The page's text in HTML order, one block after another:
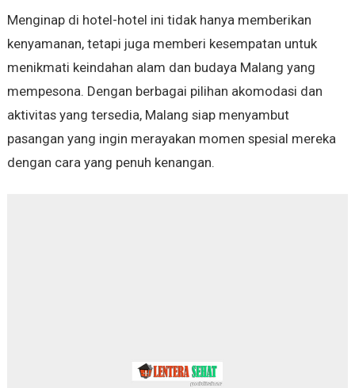
Menginap di hotel-hotel ini tidak hanya memberikan
kenyamanan, tetapi juga memberi kesempatan untuk
menikmati keindahan alam dan budaya Malang yang
mempesona. Dengan berbagai pilihan akomodasi dan
aktivitas yang tersedia, Malang siap menyambut
pasangan yang ingin merayakan momen spesial mereka
dengan cara yang penuh kenangan.